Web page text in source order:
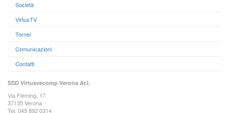
Società
VirtusTV
Tornei
Comunicazioni
Contatti
SSD Virtusvecomp Verona Ar.l.
Via Fleming, 17
37135 Verona
Tel. 045 892 0314